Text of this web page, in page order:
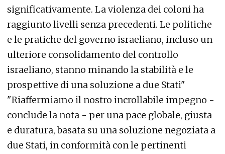
significativamente. La violenza dei coloni ha
raggiunto livelli senza precedenti. Le politiche
e le pratiche del governo israeliano, incluso un
ulteriore consolidamento del controllo
israeliano, stanno minando la stabilità e le
prospettive di una soluzione a due Stati"
"Riaffermiamo il nostro incrollabile impegno -
conclude la nota - per una pace globale, giusta
e duratura, basata su una soluzione negoziata a
due Stati, in conformità con le pertinenti